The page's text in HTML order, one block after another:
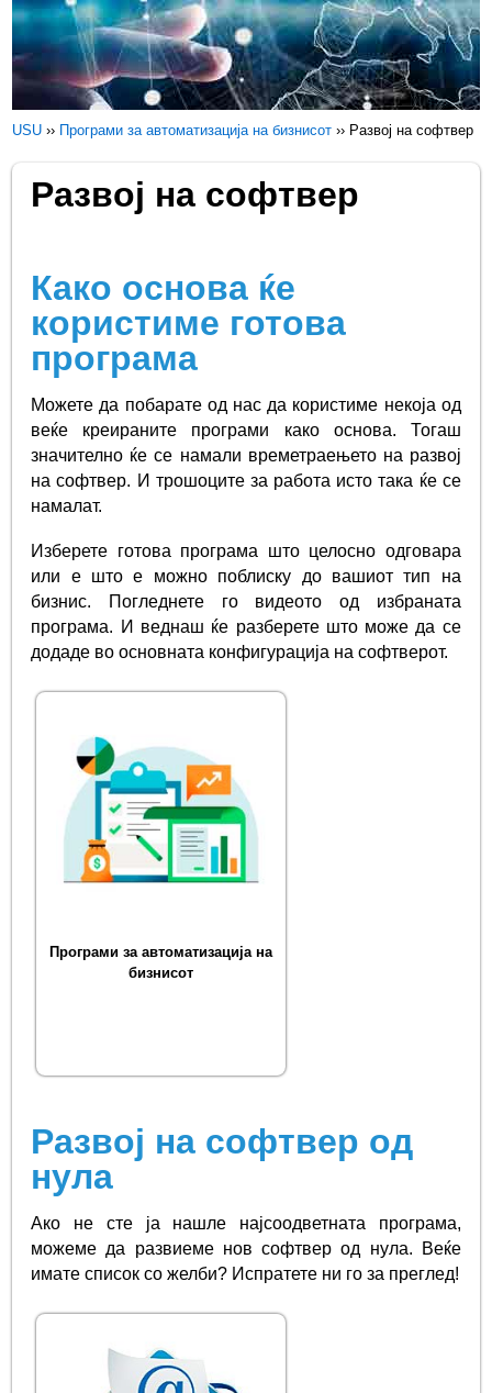
USU ›› Програми за автоматизација на бизнисот ›› Развој на софтвер
Развој на софтвер
Како основа ќе
користиме готова
програма
Можете да побарате од нас да користиме некоја од
веќе креираните програми како основа. Тогаш
значително ќе се намали времетраењето на развој
на софтвер. И трошоците за работа исто така ќе се
намалат.
Изберете готова програма што целосно одговара
или е што е можно поблиску до вашиот тип на
бизнис. Погледнете го видеото од избраната
програма. И веднаш ќе разберете што може да се
додаде во основната конфигурација на софтверот.
Програми за автоматизација на
бизнисот
Развој на софтвер од
нула
Ако не сте ја нашле најсоодветната програма,
можеме да развиеме нов софтвер од нула. Веќе
имате список со желби? Испратете ни го за преглед!